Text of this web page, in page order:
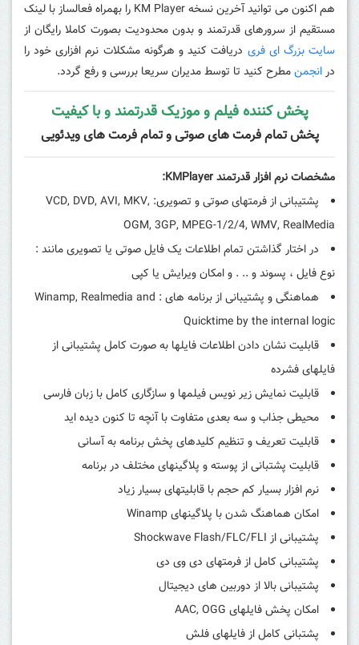
هم اکنون می توانید آخرین نسخه KM Player را بهمراه فعالساز با لینک
مستقیم از سرورهای قدرتمند و بدون محدودیت بصورت کاملا رایگان از
سایت بزرگ ای فری دریافت کنید و هرگونه مشکلات نرم افزاری خود را
درانجمنمطرح کنید تا توسط مدیران سریعا بررسی و رفع گردد.
پخش کننده فیلم و موزیک قدرتمند و با کیفیت
پخش تمام فرمت های صوتی و تمام فرمت های ویدئویی
مشخصات نرم افزار قدرتمند KMPlayer:
پشتیبانی از فرمتهای صوتی و تصویری: VCD, DVD, AVI, MKV,
OGM, 3GP, MPEG-1/2/4, WMV, RealMedia
در اختار گذاشتن تمام اطلاعات یک فایل صوتی یا تصویری مانند :
نوع فایل ، پسوند و .. . و امکان ویرایش یا کپی
هماهنگی و پشتیبانی از برنامه های : Winamp, Realmedia and
Quicktime by the internal logic
قابلیت نشان دادن اطلاعات فایلها به صورت کامل پشتیبانی از
فایلهای فشرده
قابلیت نمایش زیر نویس فیلمها و سازگاری کامل با زبان فارسی
محیطی جذاب و سه بعدی متفاوت با آنچه تا کنون دیده اید
قابلیت تعریف و تنظیم کلیدهای پخش برنامه به آسانی
قابلیت پشتبانی از پوسته و پلاگینهای مختلف در برنامه
نرم افزار بسیار کم حجم با قابلیتهای بسیار زیاد
امکان هماهنگ شدن با پلاگینهای Winamp
پشتیبانی از Shockwave Flash/FLC/FLI
پشتیبانی کامل از فرمتهای دی وی دی
پشتیبانی بالا از دوربین های دیجیتال
امکان پخش فایلهای AAC, OGG
پشتبانی کامل از فایلهای فلش